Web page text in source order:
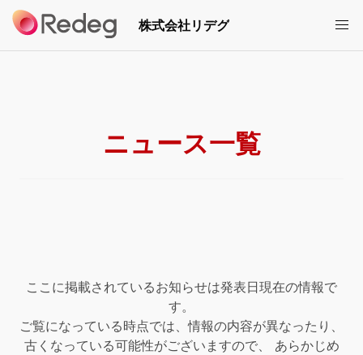
株式会社リデグ
ニュース一覧
ここに掲載されているお知らせは発表日現在の情報で
す。
ご覧になっている時点では、情報の内容が異なったり、
古くなっている可能性がございますので、 あらかじめ